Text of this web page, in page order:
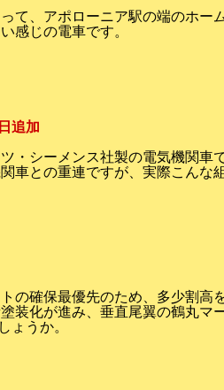
て、アポローニア駅の端のホー
感じの電車です。
追加
・シーメンス社製の電気機関車で
車との重連ですが、実際こんな
の確保最優先のため、多少割
装化が進み、垂直尾翼の鶴丸
ょうか。